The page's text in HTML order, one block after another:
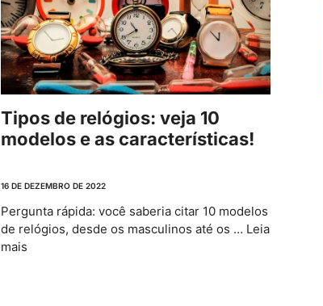
Tipos de relógios: veja 10
modelos e as características!
16 DE DEZEMBRO DE 2022
Pergunta rápida: você saberia citar 10 modelos
de relógios, desde os masculinos até os … Leia
mais